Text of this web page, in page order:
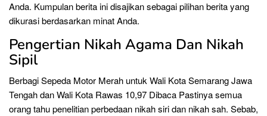
Anda. Kumpulan berita ini disajikan sebagai pilihan berita yang
dikurasi berdasarkan minat Anda.
Pengertian Nikah Agama Dan Nikah
Sipil
Berbagi Sepeda Motor Merah untuk Wali Kota Semarang Jawa
Tengah dan Wali Kota Rawas 10,97 Dibaca Pastinya semua
orang tahu penelitian perbedaan nikah siri dan nikah sah. Sebab,